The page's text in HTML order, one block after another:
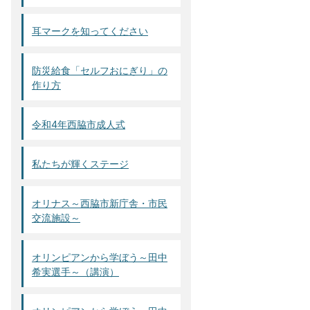
耳マークを知ってください
防災給食「セルフおにぎり」の
作り方
令和4年西脇市成人式
私たちが輝くステージ
オリナス～西脇市新庁舎・市民
交流施設～
オリンピアンから学ぼう～田中
希実選手～（講演）